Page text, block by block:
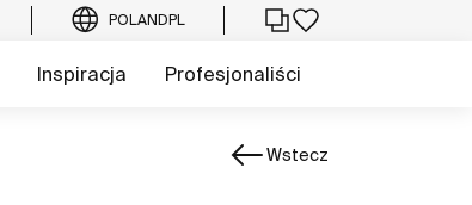
POLANDPL
Inspiracja Profesjonaliści
Wstecz